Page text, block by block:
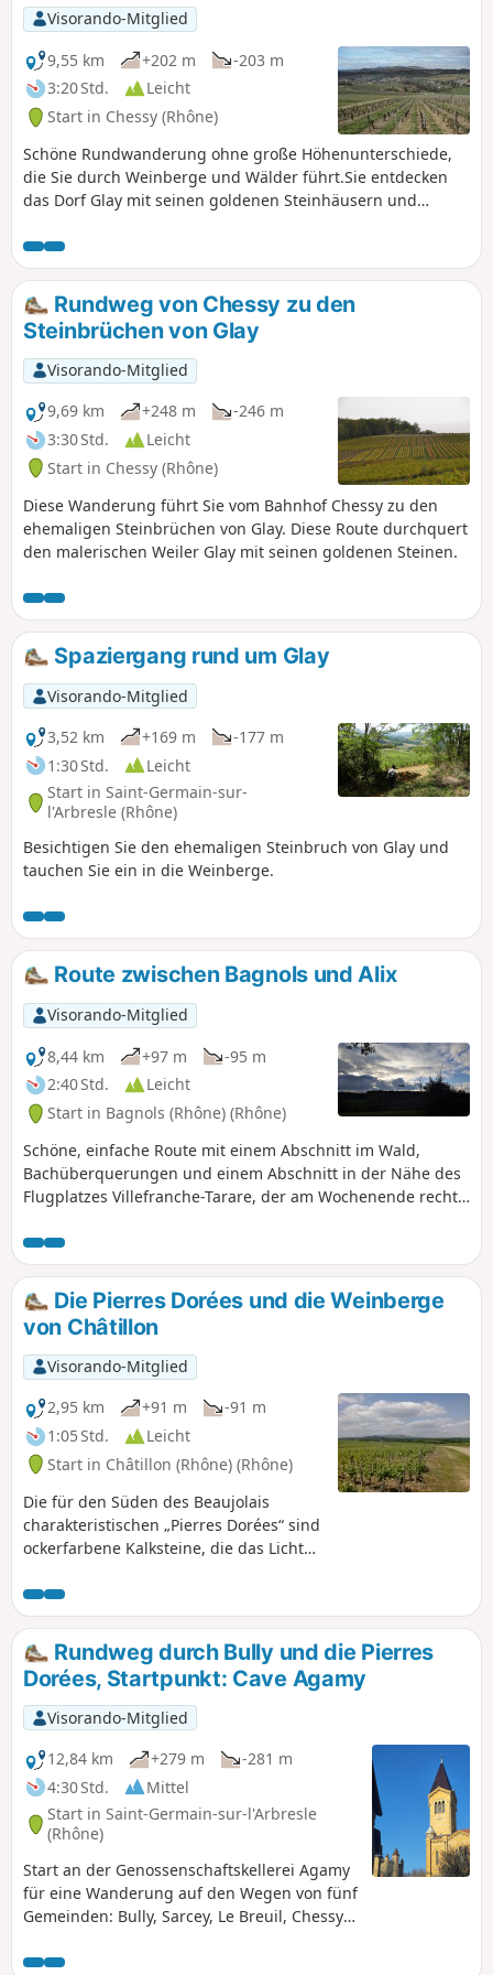
Visorando-Mitglied
9,55 km
+202 m
-203 m
3:20 Std.
Leicht
Start in Chessy (Rhône)
Schöne Rundwanderung ohne große Höhenunterschiede,
die Sie durch Weinberge und Wälder führt.Sie entdecken
das Dorf Glay mit seinen goldenen Steinhäusern und
auch das Dorf Chessy mit seinem Schloss und seiner Kirche
aus dem 12./15. Jahrhundert.
Rundweg von Chessy zu den
Steinbrüchen von Glay
Visorando-Mitglied
9,69 km
+248 m
-246 m
3:30 Std.
Leicht
Start in Chessy (Rhône)
Diese Wanderung führt Sie vom Bahnhof Chessy zu den
ehemaligen Steinbrüchen von Glay. Diese Route durchquert
den malerischen Weiler Glay mit seinen goldenen Steinen.
Spaziergang rund um Glay
Visorando-Mitglied
3,52 km
+169 m
-177 m
1:30 Std.
Leicht
Start in Saint-Germain-sur-
l'Arbresle (Rhône)
Besichtigen Sie den ehemaligen Steinbruch von Glay und
tauchen Sie ein in die Weinberge.
Route zwischen Bagnols und Alix
Visorando-Mitglied
8,44 km
+97 m
-95 m
2:40 Std.
Leicht
Start in Bagnols (Rhône) (Rhône)
Schöne, einfache Route mit einem Abschnitt im Wald,
Bachüberquerungen und einem Abschnitt in der Nähe des
Flugplatzes Villefranche-Tarare, der am Wochenende recht
Lärmbelästigungen führen kann. Schöner Blick auf die
Berge des Beaujolais und die Dörfer der Pierres Dorées.
Die Pierres Dorées und die Weinberge
von Châtillon
Visorando-Mitglied
2,95 km
+91 m
-91 m
1:05 Std.
Leicht
Start in Châtillon (Rhône) (Rhône)
Die für den Süden des Beaujolais
charakteristischen „Pierres Dorées“ sind
ockerfarbene Kalksteine, die das Licht
Gebäuden ein goldenes Aussehen
verleihen. Dieser kurze Spaziergang
besteht aus zwei sich ergänzenden
Teilen: zum einen einem Rundgang
durch die Gassen, Pfade und Treppen
des Dorfes mit der Kapelle Notre-Dame
de Bon-Secours als Höhepunkt und zum
anderen einem Weg durch die
Weinberge bis zu einem schönen
Aussichtspunkt.
Rundweg durch Bully und die Pierres
Dorées, Startpunkt: Cave Agamy
Visorando-Mitglied
12,84 km
+279 m
-281 m
4:30 Std.
Mittel
Start in Saint-Germain-sur-l'Arbresle
(Rhône)
Start an der Genossenschaftskellerei Agamy
für eine Wanderung auf den Wegen von fünf
Gemeinden: Bully, Sarcey, Le Breuil, Chessy
befinden uns im Land der Pierres Dorées